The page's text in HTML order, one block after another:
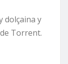
dolçaina y
Torrent.